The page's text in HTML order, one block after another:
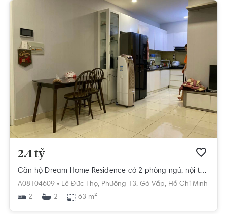
2.4 tỷ
Căn hộ Dream Home Residence có 2 phòng ngủ, nội thất cơ bản.
A08104609 • Lê Đức Thọ, Phường 13, Gò Vấp, Hồ Chí Minh
2
2 63 m²